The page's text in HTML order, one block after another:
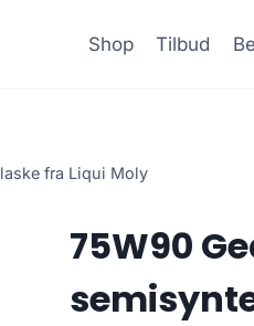
Shop Tilbud
fra Liqui Moly
75W90